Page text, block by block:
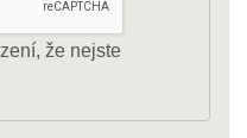
že nejste